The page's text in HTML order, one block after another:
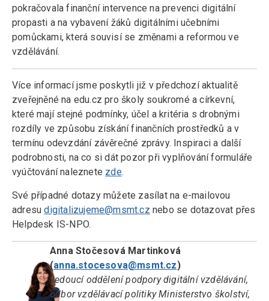
pokračovala finanční intervence na prevenci digitální
propasti a na vybavení žáků digitálními učebními
pomůckami, která souvisí se změnami a reformou ve
vzdělávání.
Více informací jsme poskytli již v předchozí aktualitě
zveřejněné na edu.cz pro školy soukromé a církevní,
které mají stejné podmínky, účel a kritéria s drobnými
rozdíly ve způsobu získání finančních prostředků a v
termínu odevzdání závěrečné zprávy. Inspiraci a další
podrobnosti, na co si dát pozor při vyplňování formuláře
vyúčtování naleznete zde.
Své případné dotazy můžete zasílat na e-mailovou
adresudigitalizujeme@msmt.cz nebo se dotazovat přes
Helpdesk IS-NPO.
Anna Stočesová Martinková
(anna.stocesova@msmt.cz)
vedoucí oddělení podpory digitální vzdělávání,
odbor vzdělávací politiky Ministerstvo školství,